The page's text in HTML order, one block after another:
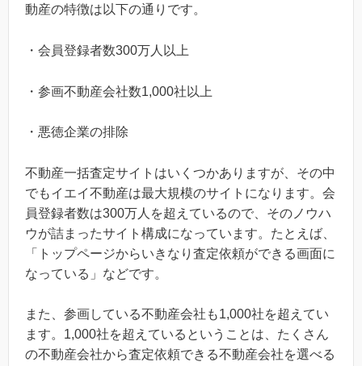
動産の特徴は以下の通りです。
・会員登録者数300万人以上
・参画不動産会社数1,000社以上
・悪徳企業の排除
不動産一括査定サイトはいくつかありますが、その中
でもイエイ不動産は最大規模のサイトになります。会
員登録者数は300万人を超えているので、そのノウハ
ウが詰まったサイト構成になっています。たとえば、
「トップページからいきなり査定依頼ができる画面に
なっている」などです。
また、参画している不動産会社も1,000社を超えてい
ます。1,000社を超えているということは、たくさん
の不動産会社から査定依頼できる不動産会社を選べる